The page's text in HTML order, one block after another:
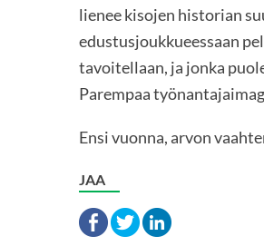
lienee kisojen historian
edustusjoukkueessaan
tavoitellaan, ja jonka
Parempaa
Ensi vuonna, arvon
JAA